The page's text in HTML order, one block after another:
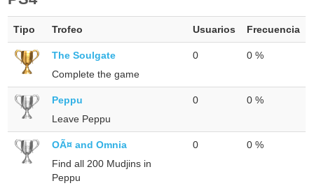
Tipo Trofeo Usuarios Frecuencia
The Soulgate
Complete the game
0 0 %
Peppu
Leave Peppu
0 0 %
OÃ¤ and Omnia
Find all 200 Mudjins in
Peppu
0 0 %